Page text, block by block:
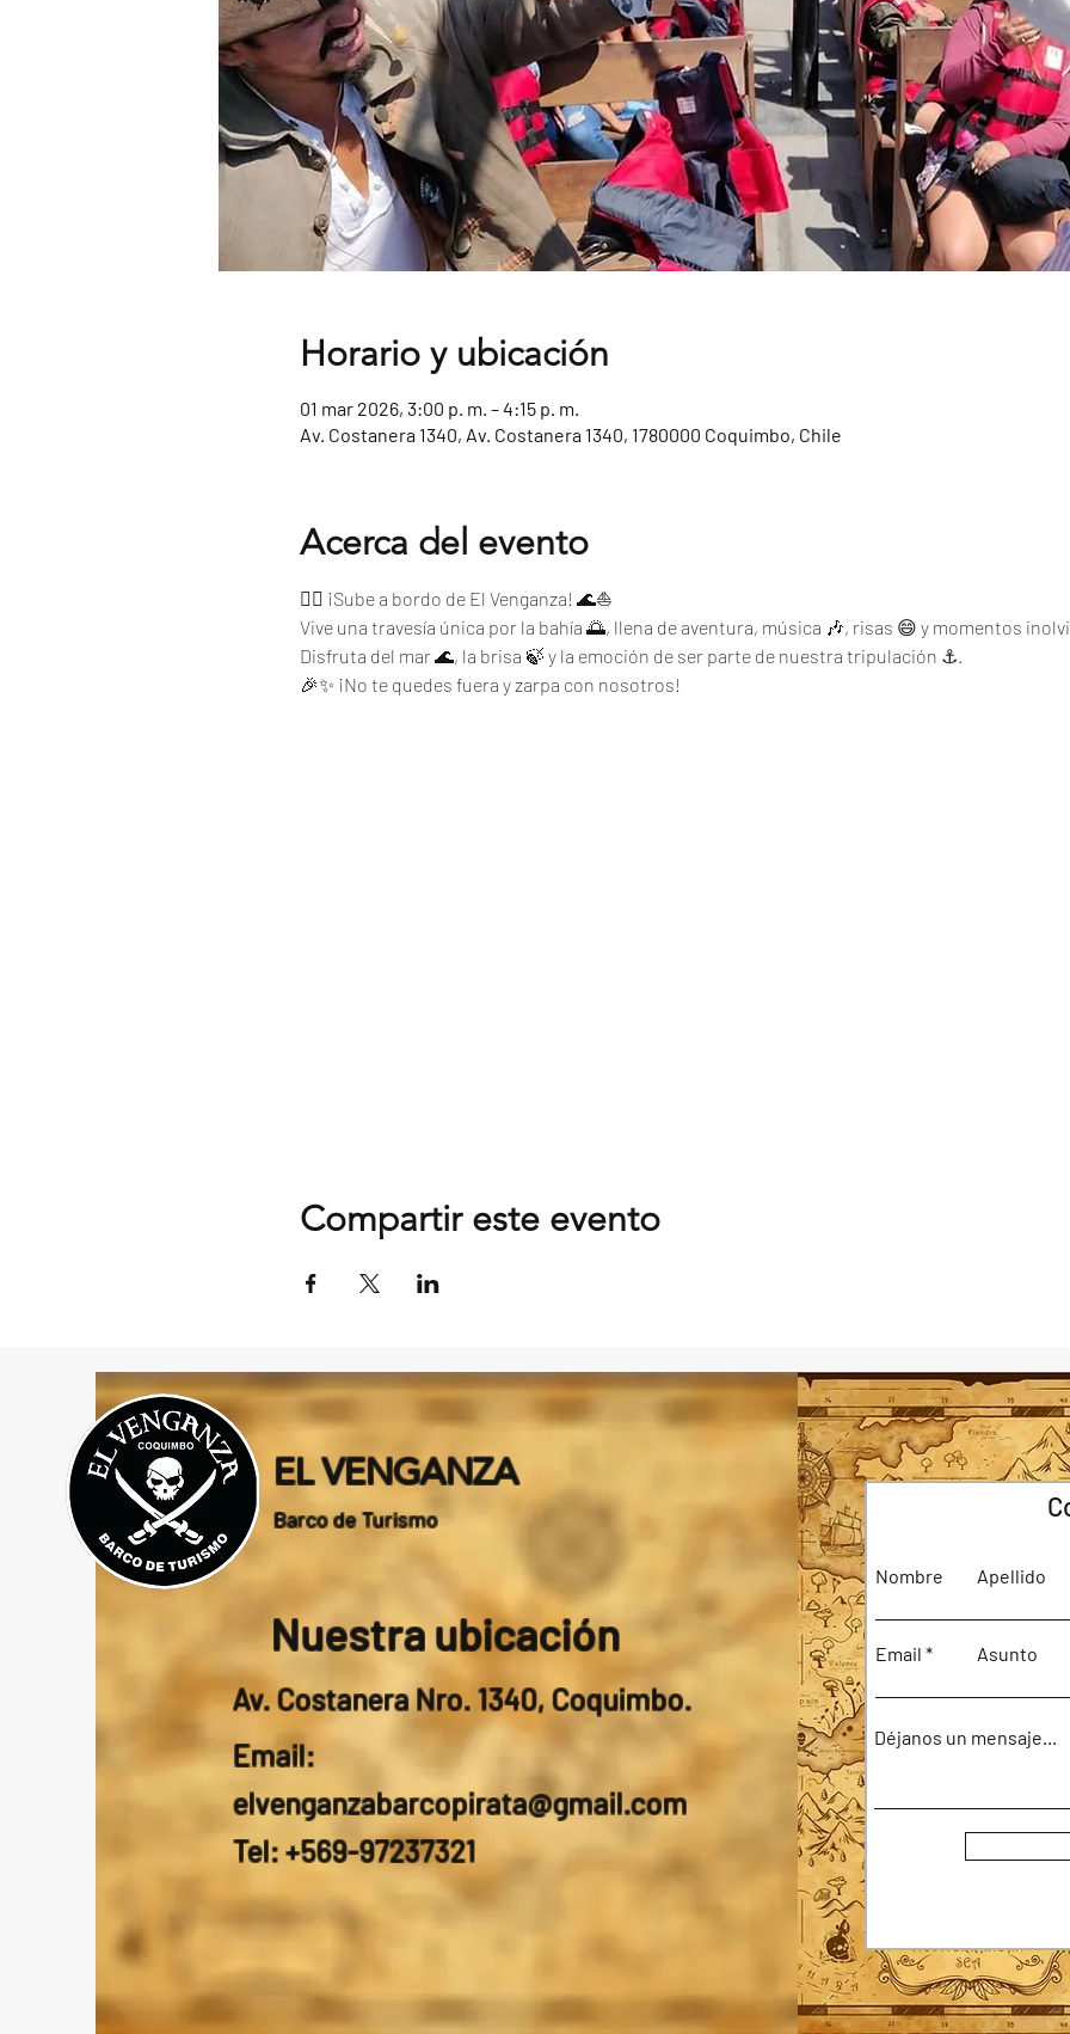
Horario y ubicación
01 mar 2026, 3:00 p. m. – 4:15 p. m.
Av. Costanera 1340, Av. Costanera 1340, 1780000 Coquimbo, Chile
Acerca del evento
🏴‍☠️ ¡Sube a bordo de El Venganza! 🌊⛵
Vive una travesía única por la bahía 🌅, llena de aventura, música 🎶, risas 😄 y momentos
Disfruta del mar 🌊, la brisa 🍃 y la emoción de ser parte de nuestra tripulación ⚓.
🎉✨ ¡No te quedes fuera y zarpa con nosotros!
Compartir este evento
EL VENGANZA
Barco de Turismo
Nuestra ubicación
Av. Costanera Nro. 1340, Coquimbo.
Email:
elvenganzabarcopirata@gmail.com
Tel: +569-97237321
Nombre Apellido
Email Asunto
Déjanos un mensaje...